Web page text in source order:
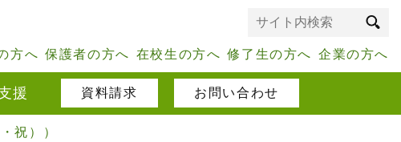
方へ 保護者の方へ 在校生の方へ 修了生の方へ 企業の方へ
援 資料請求 お問い合わせ
祝））